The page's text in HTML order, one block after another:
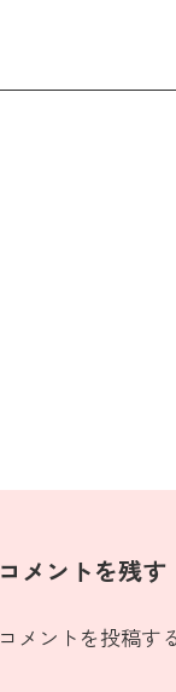
コメントを残す
コメントを投稿す